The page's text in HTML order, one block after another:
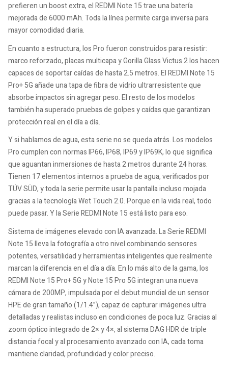
prefieren un boost extra, el REDMI Note 15 trae una batería
mejorada de 6000 mAh. Toda la línea permite carga inversa para
mayor comodidad diaria.
En cuanto a estructura, los Pro fueron construidos para resistir:
marco reforzado, placas multicapa y Gorilla Glass Victus 2 los hacen
capaces de soportar caídas de hasta 2.5 metros. El REDMI Note 15
Pro+ 5G añade una tapa de fibra de vidrio ultrarresistente que
absorbe impactos sin agregar peso. El resto de los modelos
también ha superado pruebas de golpes y caídas que garantizan
protección real en el día a día.
Y si hablamos de agua, esta serie no se queda atrás. Los modelos
Pro cumplen con normas IP66, IP68, IP69 y IP69K, lo que significa
que aguantan inmersiones de hasta 2 metros durante 24 horas.
Tienen 17 elementos internos a prueba de agua, verificados por
TÜV SÜD, y toda la serie permite usar la pantalla incluso mojada
gracias a la tecnología Wet Touch 2.0. Porque en la vida real, todo
puede pasar. Y la Serie REDMI Note 15 está listo para eso.
Sistema de imágenes elevado con IA avanzada. La Serie REDMI
Note 15 lleva la fotografía a otro nivel combinando sensores
potentes, versatilidad y herramientas inteligentes que realmente
marcan la diferencia en el día a día. En lo más alto de la gama, los
REDMI Note 15 Pro+ 5G y Note 15 Pro 5G integran una nueva
cámara de 200MP, impulsada por el debut mundial de un sensor
HPE de gran tamaño (1/1.4”), capaz de capturar imágenes ultra
detalladas y realistas incluso en condiciones de poca luz. Gracias al
zoom óptico integrado de 2× y 4×, al sistema DAG HDR de triple
distancia focal y al procesamiento avanzado con IA, cada toma
mantiene claridad, profundidad y color preciso.